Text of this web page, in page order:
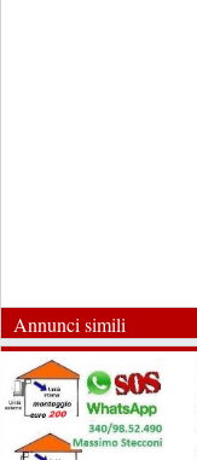
Annunci simili